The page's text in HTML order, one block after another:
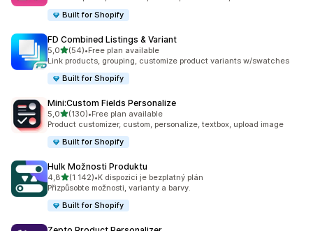
Built for Shopify
FD Combined Listings & Variant
5,0z 5 hvězd
(54)
Celkový počet recenzí: 54
•Free plan available
Link products, grouping, customize product variants w/swatches
Built for Shopify
Mini:Custom Fields Personalize
5,0z 5 hvězd
(130)
Celkový počet recenzí: 130
•Free plan available
Product customizer, custom, personalize, textbox, upload image
Built for Shopify
Hulk Možnosti Produktu
4,8z 5 hvězd
(1 142)
Celkový počet recenzí: 1142
•K dispozici je bezplatný plán
Přizpůsobte možnosti, varianty a barvy.
Built for Shopify